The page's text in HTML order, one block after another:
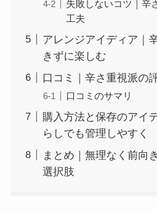
失敗しないコツ｜辛
工夫
アレンジアイディア｜
きずに楽しむ
口コミ｜辛さ重視派の
口コミのサマリ
購入方法と保存のアイ
らしでも管理しやすく
まとめ｜無理なく前向
選択肢